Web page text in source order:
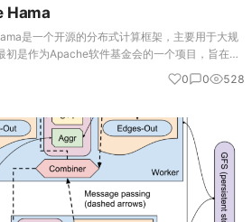
Hama
是一个开源的分布式计算框架，主要用于大规
初是作为Apache软件基金会的一个项目，旨在提
理大规模的数据集。 核心特点 Bulk Syn…
0 0 528